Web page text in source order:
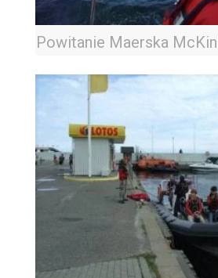
Powitanie Maerska